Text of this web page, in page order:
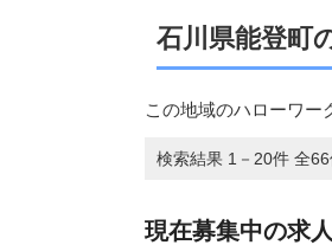
石川県能登町
この地域のハローワー
検索結果 1－20件 全
現在募集中の求人